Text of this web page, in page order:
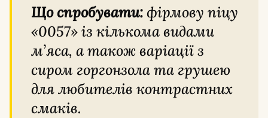
Що спробувати:фірмову піцу
«0057» із кількома видами
м’яса, а також варіації з
сиром горгонзола та грушею
для любителів контрастних
смаків.